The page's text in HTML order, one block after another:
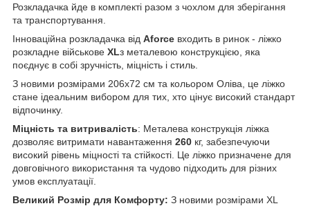
Розкладачка йде в комплекті разом з чохлом для зберігання
та транспортування.
Інноваційна розкладачка від Aforce входить в ринок - ліжко
розкладне військове XLз металевою конструкцією, яка
поєднує в собі зручність, міцність і стиль.
З новими розмірами 206x72 см та кольором Оліва, це ліжко
стане ідеальним вибором для тих, хто цінує високий стандарт
відпочинку.
Міцність та витривалість: Металева конструкція ліжка
дозволяє витримати навантаження 260 кг, забезпечуючи
високий рівень міцності та стійкості. Це ліжко призначене для
довговічного використання та чудово підходить для різних
умов експлуатації.
Великий Розмір для Комфорту: З новими розмірами XL